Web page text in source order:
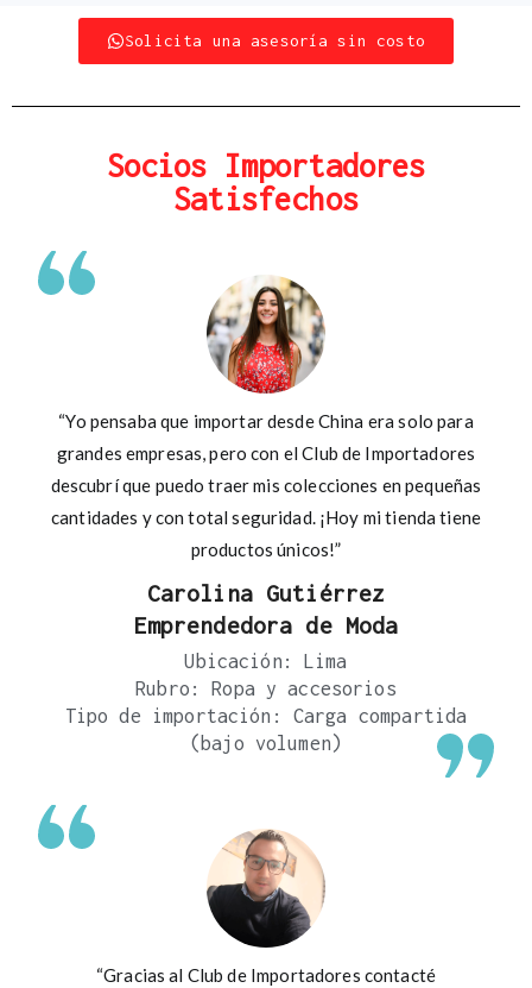
Solicita una asesoría sin costo
Socios Importadores
Satisfechos
“Yo pensaba que importar desde China era solo para
grandes empresas, pero con el Club de Importadores
descubrí que puedo traer mis colecciones en pequeñas
cantidades y con total seguridad. ¡Hoy mi tienda tiene
productos únicos!”
Carolina Gutiérrez
Emprendedora de Moda
Ubicación: Lima
Rubro: Ropa y accesorios
Tipo de importación: Carga compartida
(bajo volumen)
“Gracias al Club de Importadores contacté